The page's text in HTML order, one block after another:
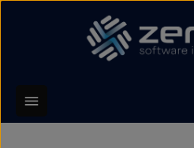
Zum Hauptinhalt springen